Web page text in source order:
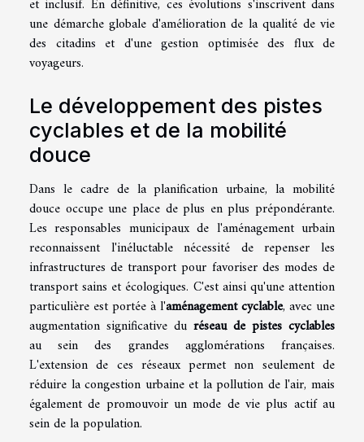
et inclusif. En définitive, ces évolutions s'inscrivent dans
une démarche globale d'amélioration de la qualité de vie
des citadins et d'une gestion optimisée des flux de
voyageurs.
Le développement des pistes
cyclables et de la mobilité
douce
Dans le cadre de la planification urbaine, la mobilité
douce occupe une place de plus en plus prépondérante.
Les responsables municipaux de l'aménagement urbain
reconnaissent l'inéluctable nécessité de repenser les
infrastructures de transport pour favoriser des modes de
transport sains et écologiques. C'est ainsi qu'une attention
particulière est portée à l'aménagement cyclable, avec une
augmentation significative du réseau de pistes cyclables
au sein des grandes agglomérations françaises.
L'extension de ces réseaux permet non seulement de
réduire la congestion urbaine et la pollution de l'air, mais
également de promouvoir un mode de vie plus actif au
sein de la population.